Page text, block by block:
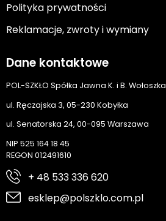
Polityka prywatności
Reklamacje, zwroty i wymiany
Dane kontaktowe
POL-SZKŁO Spółka Jawna K. i B. Wołoszka
ul. Ręczajska 3, 05-230 Kobyłka
ul. Senatorska 24, 00-095 Warszawa
NIP 525 164 18 45
REGON 012491610
+ 48 533 336 620
esklep@polszklo.com.pl